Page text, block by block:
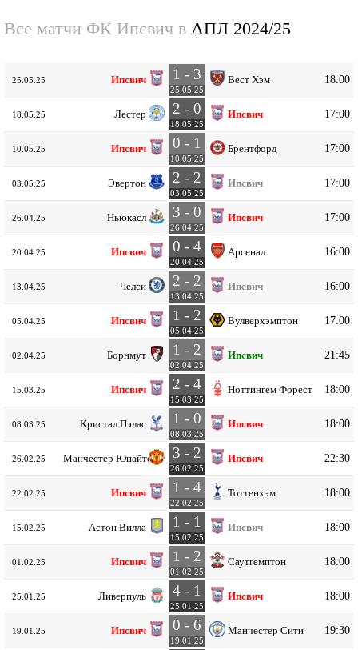
Все матчи ФК Ипсвич в АПЛ 2024/25
25.05.25 Ипсвич 1 - 3
25.05.25
Вест Хэм 18:00
18.05.25 Лестер 2 - 0
18.05.25
Ипсвич 17:00
10.05.25 Ипсвич 0 - 1
10.05.25
Брентфорд 17:00
03.05.25 Эвертон 2 - 2
03.05.25
Ипсвич 17:00
26.04.25 Ньюкасл 3 - 0
26.04.25
Ипсвич 17:00
20.04.25 Ипсвич 0 - 4
20.04.25
Арсенал 16:00
13.04.25 Челси 2 - 2
13.04.25
Ипсвич 16:00
05.04.25 Ипсвич 1 - 2
05.04.25
Вулверхэмптон 17:00
02.04.25 Борнмут 1 - 2
02.04.25
Ипсвич 21:45
15.03.25 Ипсвич 2 - 4
15.03.25
Ноттингем Форест 18:00
08.03.25 Кристал Пэлас 1 - 0
08.03.25
Ипсвич 18:00
26.02.25 Манчестер Юнайтед 3 - 2
26.02.25
Ипсвич 22:30
22.02.25 Ипсвич 1 - 4
22.02.25
Тоттенхэм 18:00
15.02.25 Астон Вилла 1 - 1
15.02.25
Ипсвич 18:00
01.02.25 Ипсвич 1 - 2
01.02.25
Саутгемптон 18:00
25.01.25 Ливерпуль 4 - 1
25.01.25
Ипсвич 18:00
19.01.25 Ипсвич 0 - 6
19.01.25
Манчестер Сити 19:30